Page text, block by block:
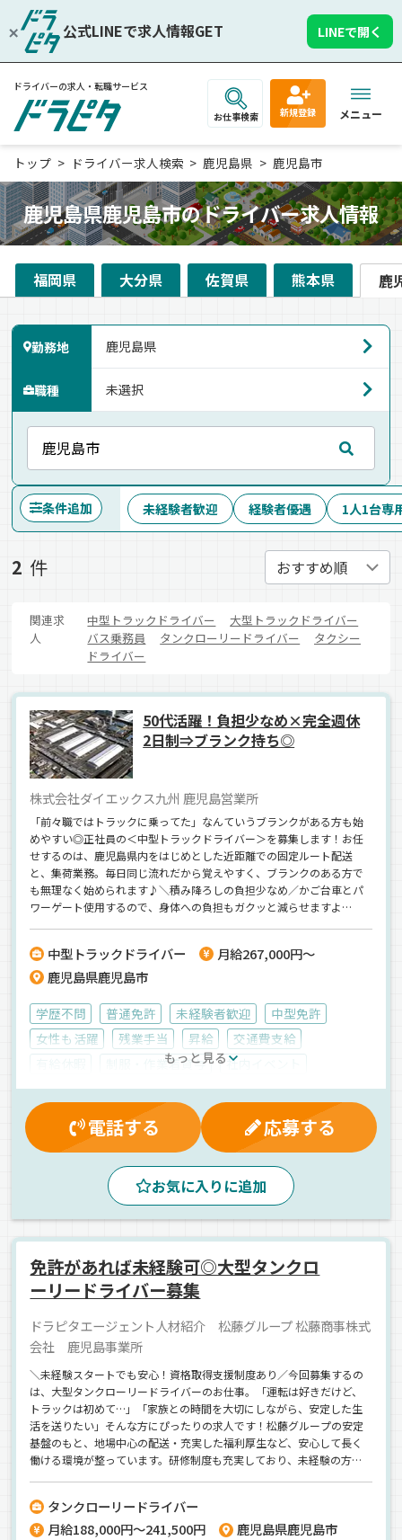
公式LINEで求人情報GET LINEで開く
ドライバーの求人・転職サービス
お仕事検索 新規登録 メニュー
トップ ドライバー求人検索 鹿児島県 鹿児島市
鹿児島県鹿児島市のドライバー求人情報
福岡県 大分県 佐賀県 熊本県 鹿
勤務地
職種
条件追加 未経験者歓迎 経験者優遇 1人1台専
2 件
関連求
人
中型トラックドライバー
大型トラックドライバー
バス乗務員
タンクローリードライバー
タクシー
ドライバー
50代活躍！負担少なめ×完全週休
2日制⇒ブランク持ち◎
株式会社ダイエックス九州 鹿児島営業所
「前々職ではトラックに乗ってた」なんていうブランクがある方も始
めやすい◎正社員の＜中型トラックドライバー＞を募集します！お任
せするのは、鹿児島県内をはじめとした近距離での固定ルート配送
と、集荷業務。毎日同じ流れだから覚えやすく、ブランクのある方で
も無理なく始められます♪＼積み降ろしの負担少なめ／かご台車とパ
ワーゲート使用するので、身体への負担もガクッと減らせますよ
40代50代。仕事さえしっかりやっていればOKという、ゆるめの雰囲気
が好評！同世代が多いから、落ち着いた職場で働けます◎
中型トラックドライバー
月給267,000円～
鹿児島県鹿児島市
学歴不問 普通免許 未経験者歓迎
中型免許
女性も活躍
残業手当 昇給
交通費支給
制服・作業着貸与
社内イベント
雇用保険
厚生年金 表彰制度
労災保険
健康保険
マイカー通勤可
休日出勤割増金
昼 夕方 真夜中
夜
ドライブレコーダー
ルート配送
カゴ車輸送
パレット輸送
バックアイモニター装備 地場
箱車
冷蔵・冷凍車 正社員
もっと見る
電話する 応募する
お気に入りに追加
免許があれば未経験可◎大型タンクロ
ーリードライバー募集
ドラピタエージェント人材紹介 松藤グループ 松藤商事株式
会社 鹿児島事業所
＼未経験スタートでも安心！資格取得支援制度あり／今回募集するの
は、大型タンクローリードライバーのお仕事。「運転は好きだけど、
トラックは初めて…」「家族との時間を大切にしながら、安定した生
活を送りたい」そんな方にぴったりの求人です！松藤グループの安定
基盤のもと、地場中心の配送・充実した福利厚生など、安心して長く
働ける環境が整っています。研修制度も充実しており、未経験の方で
がいある仕事がしたい」そんなあなたをお待ちしています！【松藤商
事株式会社】でのお仕事ですが、応募はドラピタエージェントを通じ
タンクローリードライバー
月給188,000円～241,500円
鹿児島県鹿児島市